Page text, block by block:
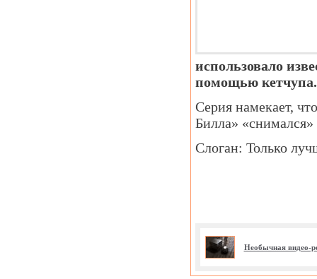
использовало
помощью кетчупа.
Серия намекает,
Билла» «снимался»
Слоган: Только
Необычная видео-